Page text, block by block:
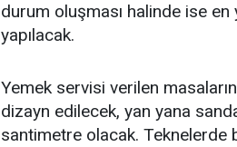
durum oluşması halinde ise en
yapılacak.
Yemek servisi verilen
dizayn edilecek, yan yana
santimetre olacak. Teknelerde